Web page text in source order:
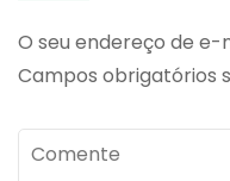
O seu endereço de
Campos obrigatórios
Comente